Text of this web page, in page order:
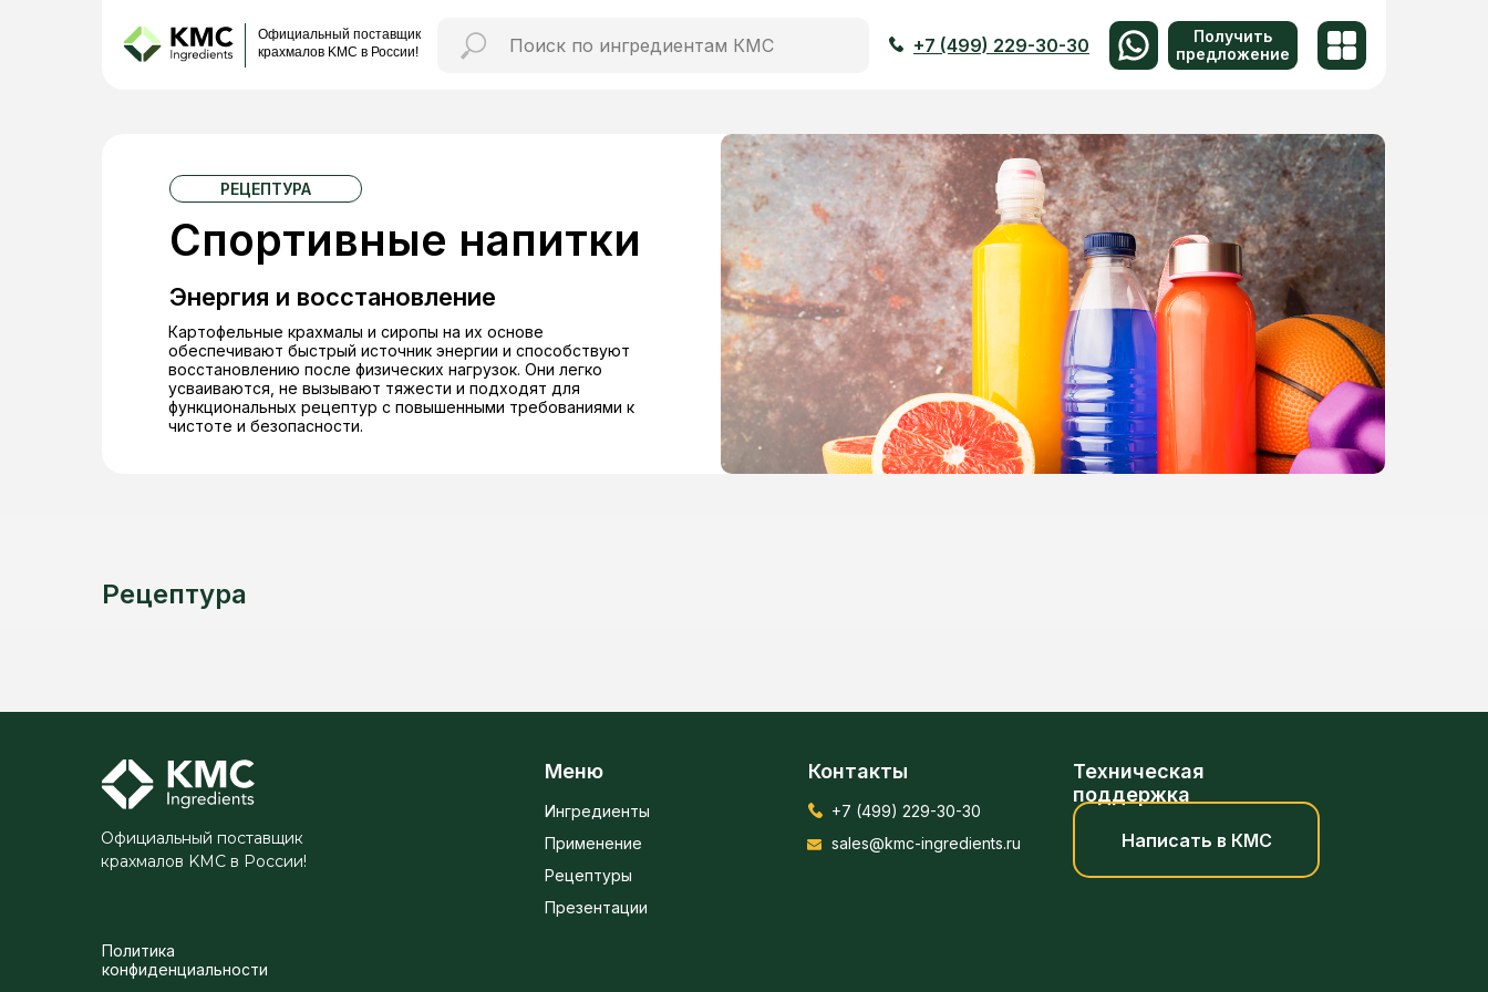
Официальный поставщик
крахмалов KMC в России!
+7 (499) 229-30-30
Получить
предложение
Картофельные крахмалы и сиропы на их основе
обеспечивают быстрый источник энергии и способствуют
восстановлению после физических нагрузок. Они легко
усваиваются, не вызывают тяжести и подходят для
функциональных рецептур с повышенными требованиями к
чистоте и безопасности.
Спортивные напитки
РЕЦЕПТУРА
Энергия и восстановление
Рецептура
Контакты
Меню
Техническая
поддержка
Политика
конфиденциальности
+7 (499) 229-30-30
sales@kmc-ingredients.ru
Ингредиенты
Применение
Рецептуры
Презентации
Написать в КМС
Официальный поставщик
крахмалов KMC в России!